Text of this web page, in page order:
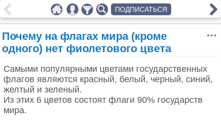
Почему на флагах мира (кроме
одного) нет фиолетового цвета
Самыми популярными цветами государственных
флагов являются красный, белый, черный, синий,
желтый и зеленый.
Из этих 6 цветов состоят флаги 90% государств
мира.
ПОДПИСАТЬСЯ